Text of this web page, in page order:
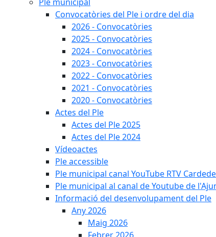
Convocatòries del Ple i ordre del dia
2026 - Convocatòries
2025 - Convocatòries
2024 - Convocatòries
2023 - Convocatòries
2022 - Convocatòries
2021 - Convocatòries
2020 - Convocatòries
Actes del Ple
Actes del Ple 2025
Actes del Ple 2024
Vídeoactes
Ple accessible
Ple municipal canal YouTube RTV
Ple municipal al canal de Youtube de
Informació del desenvolupament del Ple
Any 2026
Maig 2026